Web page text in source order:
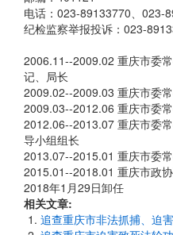
电话：023-89133770、023-
纪检监察举报投诉：023-
2006.11--2009.02 重庆市委
记、局长
2009.02--2009.03 重庆市委
2009.03--2012.06 重庆市委
2012.06--2013.07 重庆市委
导小组组长
2013.07--2015.01 重庆市委
2015.01--2018.01 重庆市政
2018年1月29日卸任
相关文章:
追查重庆市非法抓捕、迫